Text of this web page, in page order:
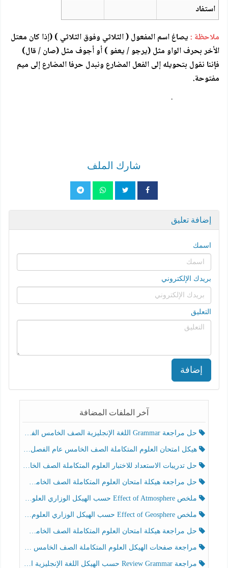
استفاد
ملاحظة :يصاغ اسم المفعول ( الثلاثي وفوق الثلاثي ) (إذا كان معتل
الأخر بحرف الواو مثل (يرجو / يعفو ) أو أجوف مثل (صان / قال)
فإننا نقول بتحويله إلى الفعل المضارع ونبدل حرفا المضارع إلى ميم
مفتوحة.
.
شارك الملف
إضافة تعليق
اسمك
بريدك الإلكتروني
التعليق
إضافة
آخر الملفات المضافة
حل مراجعة Grammar اللغة الإنجليزية الصف الخامس الفصل الثالث
هيكل امتحان العلوم المتكاملة الصف الخامس عام الفصل الدراسي الثالث 2025-2026
حل تدريبات الاستعداد للاختبار العلوم المتكاملة الصف الخامس عام الفصل الثالث
حل مراجعة هيكلة امتحان العلوم المتكاملة الصف الخامس انسبير الفصل الثالث
ملخص Effect of Atmosphere حسب الهيكل الوزاري العلوم المتكاملة الصف الخامس انسبير الفصل الثالث
ملخص Effect of Geosphere حسب الهيكل الوزاري العلوم المتكاملة الصف الخامس انسبير الفصل الثالث
حل مراجعة هيكلة امتحان العلوم المتكاملة الصف الخامس عام الفصل الثالث
مراجعة صفحات الهيكل العلوم المتكاملة الصف الخامس انسبير الفصل الثالث
مراجعة Review Grammar حسب الهيكل اللغة الإنجليزية الصف الخامس الفصل الثالث